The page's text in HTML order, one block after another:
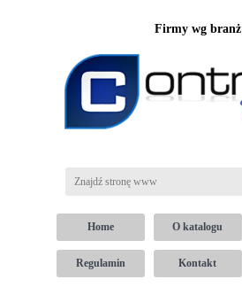
Firmy wg branż
Home O katalogu
Regulamin Kontakt